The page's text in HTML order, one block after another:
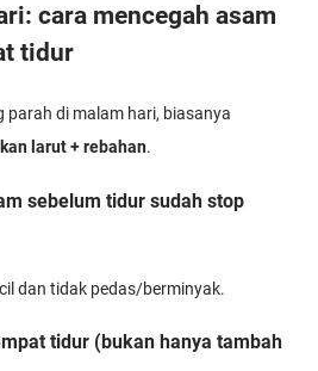
cara mencegah asam
tidur
parah di malam hari, biasanya
larut + rebahan.
sebelum tidur sudah stop
dan tidak pedas/berminyak.
tidur (bukan hanya tambah